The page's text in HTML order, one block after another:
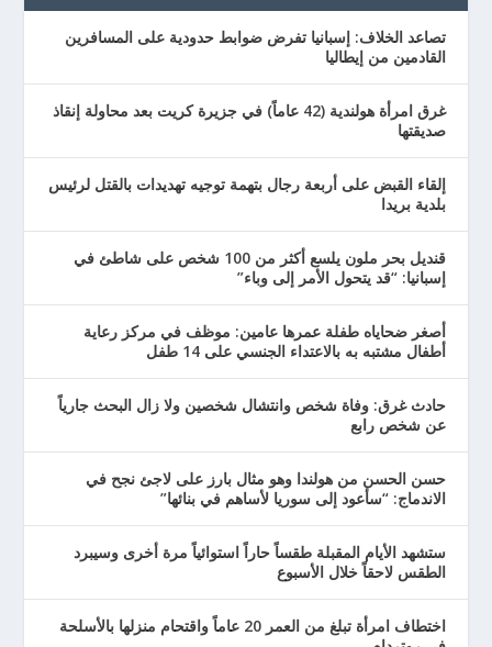
تصاعد الخلاف: إسبانيا تفرض ضوابط حدودية على المسافرين
القادمين من إيطاليا
غرق امرأة هولندية (42 عاماً) في جزيرة كريت بعد محاولة إنقاذ
صديقتها
إلقاء القبض على أربعة رجال بتهمة توجيه تهديدات بالقتل لرئيس
بلدية بريدا
قنديل بحر ملون يلسع أكثر من 100 شخص على شاطئ في
إسبانيا: “قد يتحول الأمر إلى وباء”
أصغر ضحاياه طفلة عمرها عامين: موظف في مركز رعاية
أطفال مشتبه به بالاعتداء الجنسي على 14 طفل
حادث غرق: وفاة شخص وانتشال شخصين ولا زال البحث جارياً
عن شخص رابع
حسن الحسن من هولندا وهو مثال بارز على لاجئ نجح في
الاندماج: “سأعود إلى سوريا لأساهم في بنائها”
ستشهد الأيام المقبلة طقساً حاراً استوائياً مرة أخرى وسيبرد
الطقس لاحقاً خلال الأسبوع
اختطاف امرأة تبلغ من العمر 20 عاماً واقتحام منزلها بالأسلحة